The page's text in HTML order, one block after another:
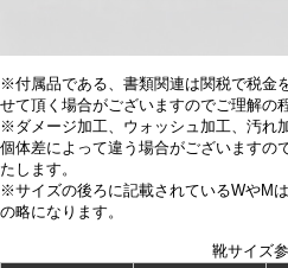
※付属品である、書類関連は関税で税金
せて頂く場合がございますのでご理解の
※ ダメージ加工、 ウォッシュ加工、汚れ
個体差によって違う場合がございますの
たします。
※サイズの後ろに記載されているWやM
の略になります。
靴サイズ